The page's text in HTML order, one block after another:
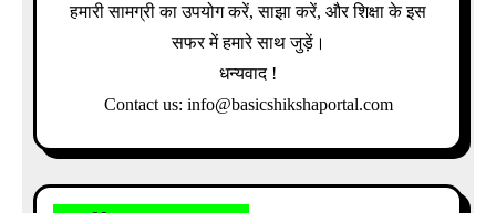
हमारी सामग्री का उपयोग करें, साझा करें, और शिक्षा के इस
सफर में हमारे साथ जुड़ें।
धन्यवाद !
Contact us: info@basicshikshaportal.com